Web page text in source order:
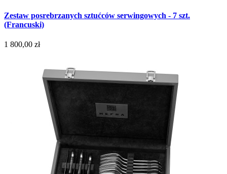
Zestaw posrebrzanych sztućców serwingowych - 7 szt.
(Francuski)
1 800,00 zł